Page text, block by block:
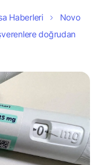
Haberleri
Novo
doğrudan